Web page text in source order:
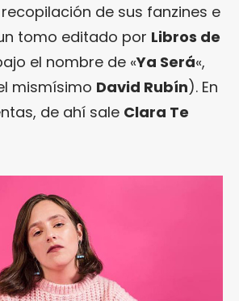
de sus fanzines e
tomo editado por Libros de
el nombre de «Ya Será«,
mismísimo David Rubín). En
de ahí sale Clara Te